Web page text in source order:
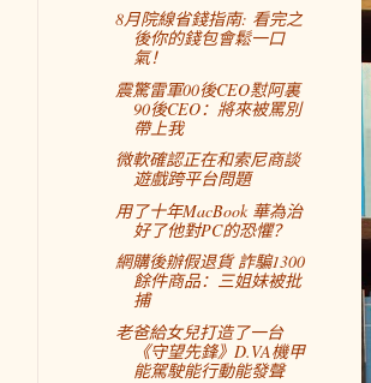
8月院線省錢指南: 看完之
後你的錢包會鬆一口
氣！
震驚雷軍00後CEO懟阿裏
90後CEO：將來被罵別
帶上我
微軟確認正在和索尼商談
遊戲跨平台問題
用了十年MacBook 華為治
好了他對PC的恐懼？
網購後辦假退貨 詐騙1300
餘件商品：三姐妹被批
捕
老爸給女兒打造了一台
《守望先鋒》D.VA機甲
能駕駛能行動能發聲